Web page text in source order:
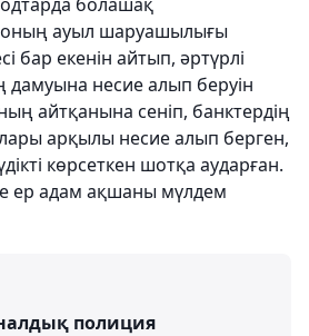
оның ауыл шаруашылығы
бар екенін айтып, әртүрлі
несие алып беруін
айтқанына сеніп, банктердің
арқылы несие алып берген,
көрсеткен шотқа аударған.
ер адам ақшаны мүлдем
полиция